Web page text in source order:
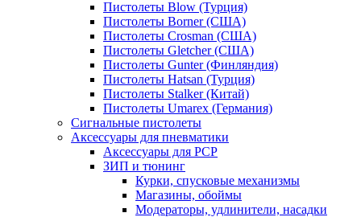
Пистолеты Blow (Турция)
Пистолеты Borner (США)
Пистолеты Crosman (США)
Пистолеты Gletcher (США)
Пистолеты Gunter (Финляндия)
Пистолеты Hatsan (Турция)
Пистолеты Stalker (Китай)
Пистолеты Umarex (Германия)
Сигнальные пистолеты
Аксессуары для пневматики
Аксессуары для PCP
ЗИП и тюнинг
Курки, спусковые механизмы
Магазины, обоймы
Модераторы, удлинители, насадки